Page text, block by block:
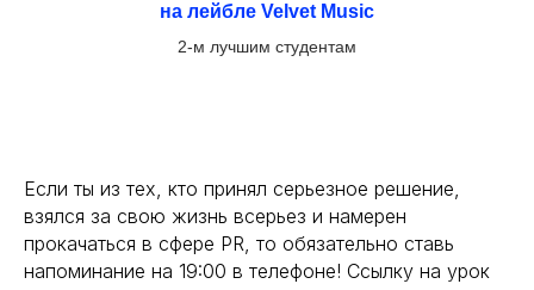
на лейбле Velvet Music
2-м лучшим студентам
Если ты из тех, кто принял серьезное решение,
взялся за свою жизнь всерьез и намерен
прокачаться в сфере PR, то обязательно ставь
напоминание на 19:00 в телефоне! Ссылку на урок